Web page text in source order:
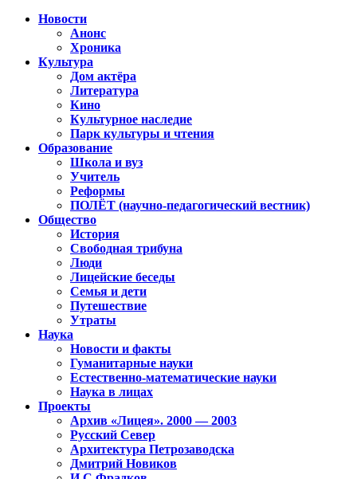
Новости
Анонс
Хроника
Культура
Дом актёра
Литература
Кино
Культурное наследие
Парк культуры и чтения
Образование
Школа и вуз
Учитель
Реформы
ПОЛЁТ (научно-педагогический вестник)
Общество
История
Свободная трибуна
Люди
Лицейские беседы
Семья и дети
Путешествие
Утраты
Наука
Новости и факты
Гуманитарные науки
Естественно-математические науки
Наука в лицах
Проекты
Архив «Лицея». 2000 — 2003
Русский Север
Архитектура Петрозаводска
Дмитрий Новиков